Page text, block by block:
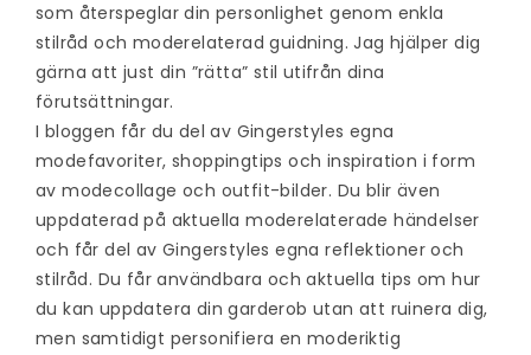
som återspeglar din personlighet genom enkla
stilråd och moderelaterad guidning. Jag hjälper dig
gärna att just din ”rätta” stil utifrån dina
förutsättningar.
I bloggen får du del av Gingerstyles egna
modefavoriter, shoppingtips och inspiration i form
av modecollage och outfit-bilder. Du blir även
uppdaterad på aktuella moderelaterade händelser
och får del av Gingerstyles egna reflektioner och
stilråd. Du får användbara och aktuella tips om hur
du kan uppdatera din garderob utan att ruinera dig,
men samtidigt personifiera en moderiktig